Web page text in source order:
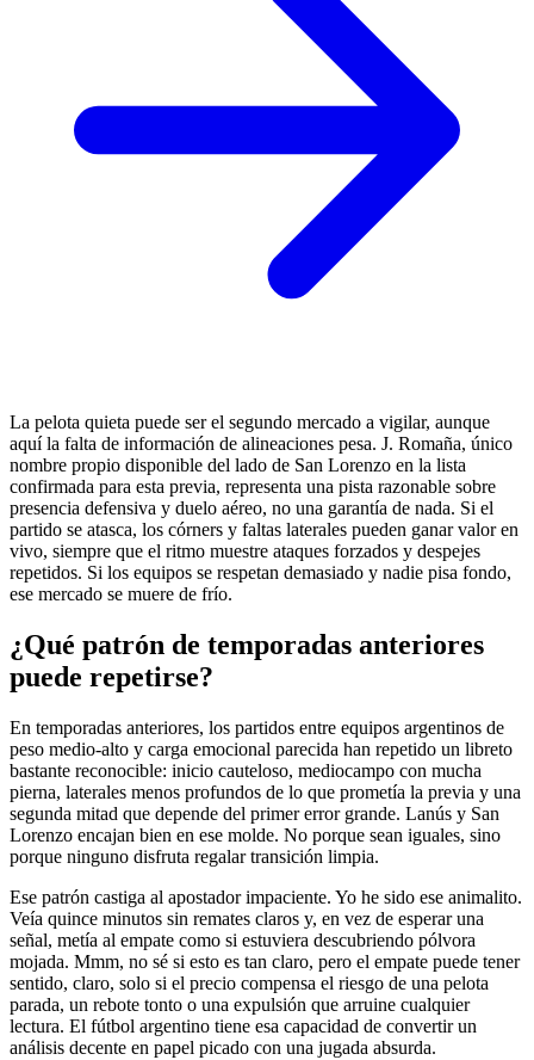
La pelota quieta puede ser el segundo mercado a vigilar, aunque
aquí la falta de información de alineaciones pesa. J. Romaña, único
nombre propio disponible del lado de San Lorenzo en la lista
confirmada para esta previa, representa una pista razonable sobre
presencia defensiva y duelo aéreo, no una garantía de nada. Si el
partido se atasca, los córners y faltas laterales pueden ganar valor en
vivo, siempre que el ritmo muestre ataques forzados y despejes
repetidos. Si los equipos se respetan demasiado y nadie pisa fondo,
ese mercado se muere de frío.
¿Qué patrón de temporadas anteriores
puede repetirse?
En temporadas anteriores, los partidos entre equipos argentinos de
peso medio-alto y carga emocional parecida han repetido un libreto
bastante reconocible: inicio cauteloso, mediocampo con mucha
pierna, laterales menos profundos de lo que prometía la previa y una
segunda mitad que depende del primer error grande. Lanús y San
Lorenzo encajan bien en ese molde. No porque sean iguales, sino
porque ninguno disfruta regalar transición limpia.
Ese patrón castiga al apostador impaciente. Yo he sido ese animalito.
Veía quince minutos sin remates claros y, en vez de esperar una
señal, metía al empate como si estuviera descubriendo pólvora
mojada. Mmm, no sé si esto es tan claro, pero el empate puede tener
sentido, claro, solo si el precio compensa el riesgo de una pelota
parada, un rebote tonto o una expulsión que arruine cualquier
lectura. El fútbol argentino tiene esa capacidad de convertir un
análisis decente en papel picado con una jugada absurda.